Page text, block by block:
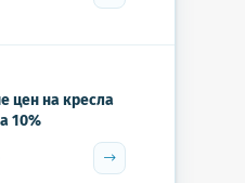
цен на кресла
10%